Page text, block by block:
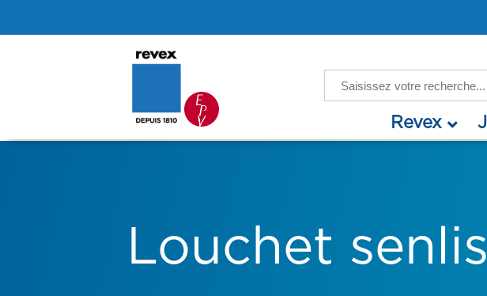
for:
revex
Louchet senlis